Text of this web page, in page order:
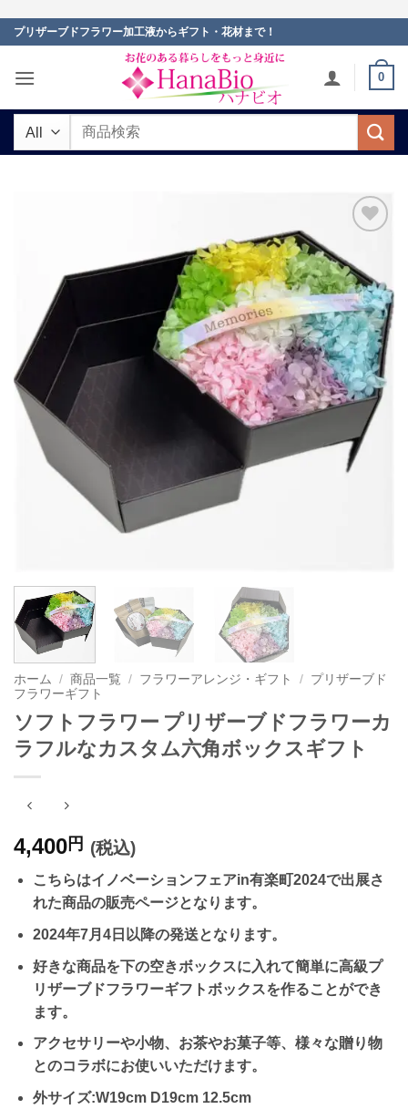
Skip
content
プリザーブドフラワー加工液からギフト・花材まで！
0
検
に入
りに
追加
ホーム / 商品一覧 / フラワーアレンジ・ギフト / プリザーブド
フラワーギフト
ソフトフラワー プリザーブドフラワーカ
ラフルなカスタム六角ボックスギフト
4,400 円 (税込)
こちらはイノベーションフェアin有楽町2024で出展さ
れた商品の販売ページとなります。
2024年7月4日以降の発送となります。
好きな商品を下の空きボックスに入れて簡単に高級プ
リザーブドフラワーギフトボックスを作ることができ
ます。
アクセサリーや小物、お茶やお菓子等、様々な贈り物
とのコラボにお使いいただけます。
外サイズ:W19cm D19cm 12.5cm